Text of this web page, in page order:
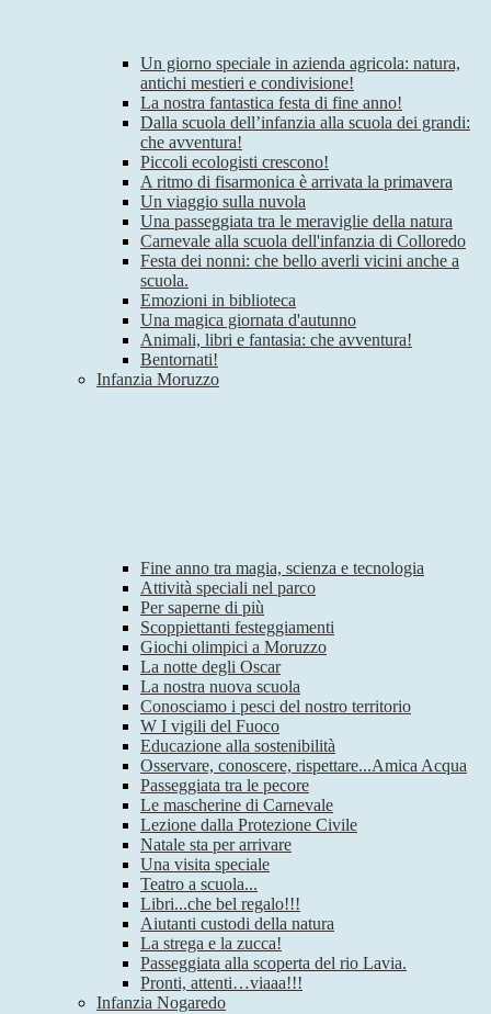
Un giorno speciale in azienda agricola: natura,
antichi mestieri e condivisione!
La nostra fantastica festa di fine anno!
Dalla scuola dell’infanzia alla scuola dei grandi:
che avventura!
Piccoli ecologisti crescono!
A ritmo di fisarmonica è arrivata la primavera
Un viaggio sulla nuvola
Una passeggiata tra le meraviglie della natura
Carnevale alla scuola dell'infanzia di Colloredo
Festa dei nonni: che bello averli vicini anche a
scuola.
Emozioni in biblioteca
Una magica giornata d'autunno
Animali, libri e fantasia: che avventura!
Bentornati!
Infanzia Moruzzo
Fine anno tra magia, scienza e tecnologia
Attività speciali nel parco
Per saperne di più
Scoppiettanti festeggiamenti
Giochi olimpici a Moruzzo
La notte degli Oscar
La nostra nuova scuola
Conosciamo i pesci del nostro territorio
W I vigili del Fuoco
Educazione alla sostenibilità
Osservare, conoscere, rispettare...Amica Acqua
Passeggiata tra le pecore
Le mascherine di Carnevale
Lezione dalla Protezione Civile
Natale sta per arrivare
Una visita speciale
Teatro a scuola...
Libri...che bel regalo!!!
Aiutanti custodi della natura
La strega e la zucca!
Passeggiata alla scoperta del rio Lavia.
Pronti, attenti…viaaa!!!
Infanzia Nogaredo